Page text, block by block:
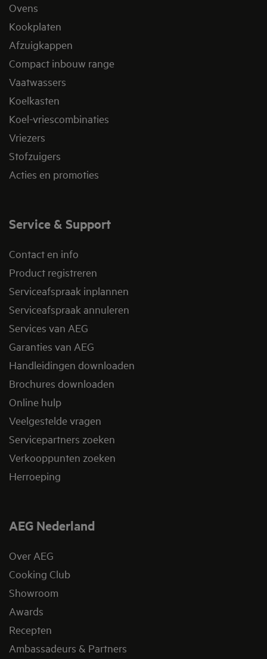
Ovens
Kookplaten
Afzuigkappen
Compact inbouw range
Vaatwassers
Koelkasten
Koel-vriescombinaties
Vriezers
Stofzuigers
Acties en promoties
Service & Support
Contact en info
Product registreren
Serviceafspraak inplannen
Serviceafspraak annuleren
Services van AEG
Garanties van AEG
Handleidingen downloaden
Brochures downloaden
Online hulp
Veelgestelde vragen
Servicepartners zoeken
Verkooppunten zoeken
Herroeping
AEG Nederland
Over AEG
Cooking Club
Showroom
Awards
Recepten
Ambassadeurs & Partners